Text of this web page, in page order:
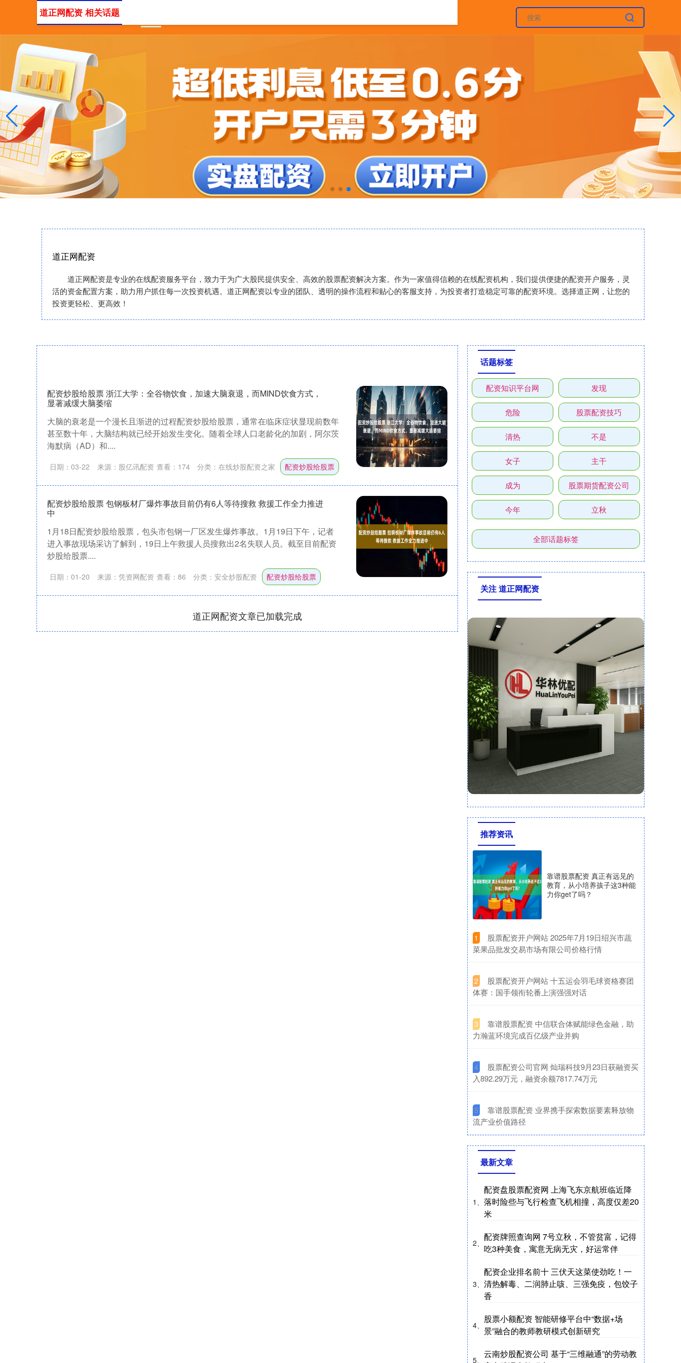
道正网配资
道正网配资是专业的在线配资服务平台，致力于为广大股民提供安全、高效的股票配资解决方案。作为一家值得信赖的在线配资机构，我们提供便捷的配资开户服务，灵
活的资金配置方案，助力用户抓住每一次投资机遇。道正网配资以专业的团队、透明的操作流程和贴心的客服支持，为投资者打造稳定可靠的配资环境。选择道正网，让您的
投资更轻松、更高效！
道正网配资 相关话题
配资炒股给股票 浙江大学：全谷物饮食，加速大脑衰退，而MIND饮食方式，
显著减缓大脑萎缩
大脑的衰老是一个漫长且渐进的过程配资炒股给股票，通常在临床症状显现前数年
甚至数十年，大脑结构就已经开始发生变化。随着全球人口老龄化的加剧，阿尔茨
海默病（AD）和....
日期：03-22 来源：股亿讯配资 查看： 174 分类： 在线炒股配资之家 配资炒股给股票
配资炒股给股票 包钢板材厂爆炸事故目前仍有6人等待搜救 救援工作全力推进
中
1月18日配资炒股给股票，包头市包钢一厂区发生爆炸事故。1月19日下午，记者
进入事故现场采访了解到，19日上午救援人员搜救出2名失联人员。截至目前配资
炒股给股票....
日期：01-20 来源：凭资网配资 查看： 86 分类： 安全炒股配资 配资炒股给股票
道正网配资文章已加载完成
话题标签
配资知识平台网 发现
危险 股票配资技巧
清热 不是
女子 主干
成为 股票期货配资公司
今年 立秋
全部话题标签
关注 道正网配资
推荐资讯
靠谱股票配资 真正有远见的
教育，从小培养孩子这3种能
力你get了吗？
1
​股票配资开户网站 2025年7月19日绍兴市蔬
菜果品批发交易市场有限公司价格行情
2
​股票配资开户网站 十五运会羽毛球资格赛团
体赛：国手领衔轮番上演强强对话
3
​靠谱股票配资 中信联合体赋能绿色金融，助
力瀚蓝环境完成百亿级产业并购
4
​股票配资公司官网 灿瑞科技9月23日获融资买
入892.29万元，融资余额7817.74万元
5
​靠谱股票配资 业界携手探索数据要素释放物
流产业价值路径
最新文章
1、
配资盘股票配资网 上海飞东京航班临近降
落时险些与飞行检查飞机相撞，高度仅差20
米
2、
配资牌照查询网 7号立秋，不管贫富，记得
吃3种美食，寓意无病无灾，好运常伴
3、
配资企业排名前十 三伏天这菜使劲吃！一
清热解毒、二润肺止咳、三强免疫，包饺子
香
4、
股票小额配资 智能研修平台中“数据+场
景”融合的教师教研模式创新研究
5、
云南炒股配资公司 基于“三维融通”的劳动教